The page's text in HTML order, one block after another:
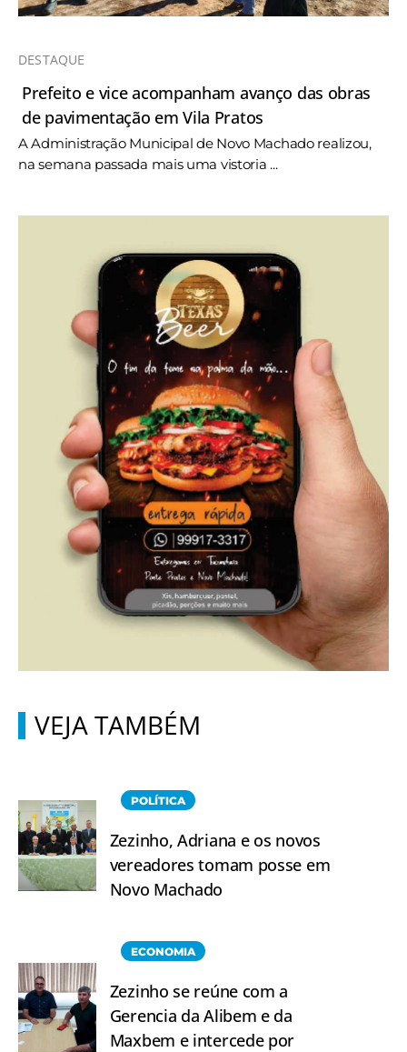
DESTAQUE
Prefeito e vice acompanham avanço das obras
de pavimentação em Vila Pratos
A Administração Municipal de Novo Machado realizou,
na semana passada mais uma vistoria ...
VEJA TAMBÉM
POLÍTICA
Zezinho, Adriana e os novos
vereadores tomam posse em
Novo Machado
ECONOMIA
Zezinho se reúne com a
Gerencia da Alibem e da
Maxbem e intercede por